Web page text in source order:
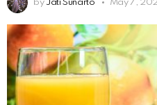
by Jati Sunarto May 7,